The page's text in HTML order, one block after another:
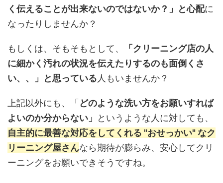
く伝えることが出来ないのではないか？」と心配に
なったりしませんか？
もしくは、そもそもとして、
「クリーニング店の人
に細かく汚れの状況を伝えたりするのも面倒くさ
い、、」と思っている 人もいませんか？
上記以外にも、「 どのような洗い方をお願いすれば
よいのか分からない」
というような人に対しても、
自主的に最善な対応をしてくれる "おせっかい" なク
リーニング屋さんなら期待が膨らみ、安心してクリ
ーニングをお願いできそうですね。